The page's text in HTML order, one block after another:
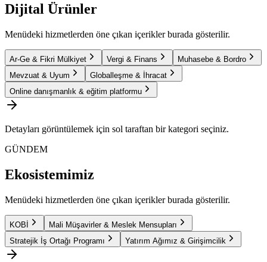
Dijital Ürünler
Menüdeki hizmetlerden öne çıkan içerikler burada gösterilir.
Ar-Ge & Fikri Mülkiyet Vergi & Finans
Muhasebe & Bordro
Mevzuat & Uyum
Globalleşme & İhracat
Online danışmanlık & eğitim platformu
Detayları görüntülemek için sol taraftan bir kategori seçiniz.
GÜNDEM
Ekosistemimiz
Menüdeki hizmetlerden öne çıkan içerikler burada gösterilir.
KOBİ
Mali Müşavirler & Meslek Mensupları
Stratejik İş Ortağı Programı
Yatırım Ağımız & Girişimcilik